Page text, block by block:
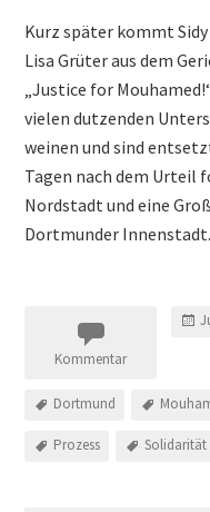
Kurz später kommt
Lisa Grüter aus dem
„Justice for
vielen dutzenden
weinen und sind
Tagen nach dem Urteil
Nordstadt und eine
Dortmunder Innenstadt.
Kommentar
Dortmund
Prozess Solidarität